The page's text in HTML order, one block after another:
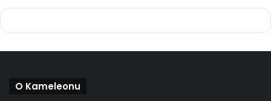
O Kameleonu